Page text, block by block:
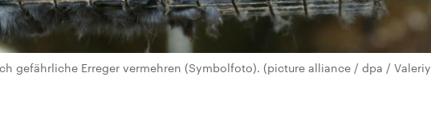
gefährliche Erreger vermehren (Symbolfoto). (picture alliance / dpa / Valeriy